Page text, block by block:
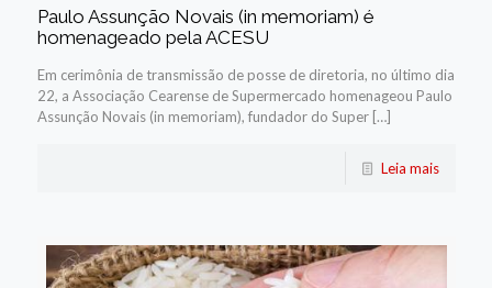
Paulo Assunção Novais (in memoriam) é
homenageado pela ACESU
Em cerimônia de transmissão de posse de diretoria, no último dia
22, a Associação Cearense de Supermercado homenageou Paulo
Assunção Novais (in memoriam), fundador do Super […]
Leia mais